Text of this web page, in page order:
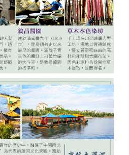
雪白
國度
東京
富士
山．
東北
九
州．
福岡
機加
酒
州鬥陣
行】濟
州鐵軌
自行車
（四人
一臺）
泰迪熊
王國、
跆拳武
藝秀、
東邊松
帶您嗨
翻釜
山】渠
道滑車
+纜
車、海
岸列
車、加
耶主題
公園
+韓服
宇】加
耶主題
公園
+韓服
體驗
+塗鴉
秀、
SKYLUGE
釜山天
際線斜
三
峽．
恩施
大峽
谷
【來去
長灘】
長灘島
機加
【萬象
暹邏】
頂泰豐
曼谷五
【虎虎
發峴慢
悠法式
日～廚
師帽餐
廳、全
覽三
城、加
贈雪梨
夜遊
獎、南
北島、
冰河峽
灣（紐
西蘭航
空）
廚師帽
饗宴、
徒步美
食地
圖、登
三塔暢
遊農莊
石垣島
自主遊
５天
（基隆
出發）
奇航１
１日（
早鳥優
惠實施
中 ）
天
（MSC
和諧
號、義
大利、
克羅埃
西亞、
希臘、
蒙特內
哥羅、
斯洛維
尼亞）
日（
華信、
立榮
）6人
成行、
北中南
出發
宴三天
（台中
出發
）華信
航空
台中出
發 ）
全程無
自理餐